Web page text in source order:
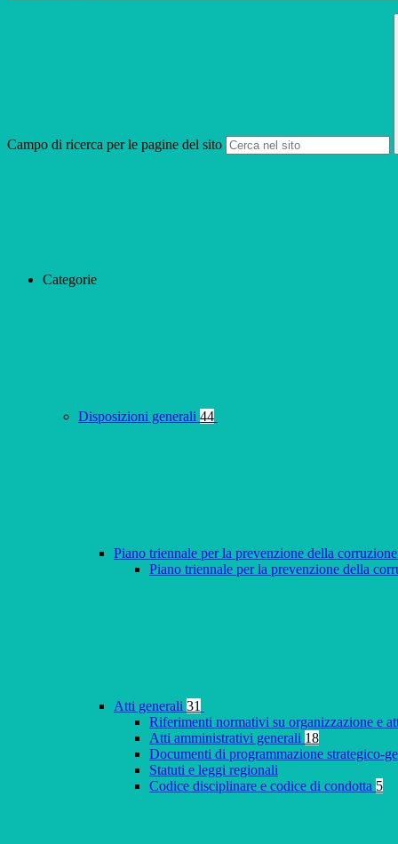
Campo di ricerca per le pagine del sito
Categorie
Disposizioni generali 44
Piano triennale per la prevenzione della
Piano triennale per la prevenzione della
Atti generali 31
Riferimenti normativi su organizzazione e
Atti amministrativi generali 18
Documenti di programmazione strategico-
Statuti e leggi regionali
Codice disciplinare e codice di condotta 5